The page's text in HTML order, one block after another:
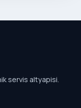
servis altyapisi.